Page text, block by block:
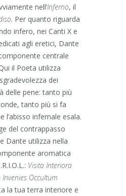
nell‘Inferno, il
. Per quanto riguarda
infero, nei Canti X e
agli eretici, Dante
centrale
il Poeta utilizza
dei
delle pene: tanto più
tanto più si fa
l’abisso infernale esala.
del contrappasso
Dante utilizza nella
aromatica
Visita Interiora
Occultum
la tua terra interiore e